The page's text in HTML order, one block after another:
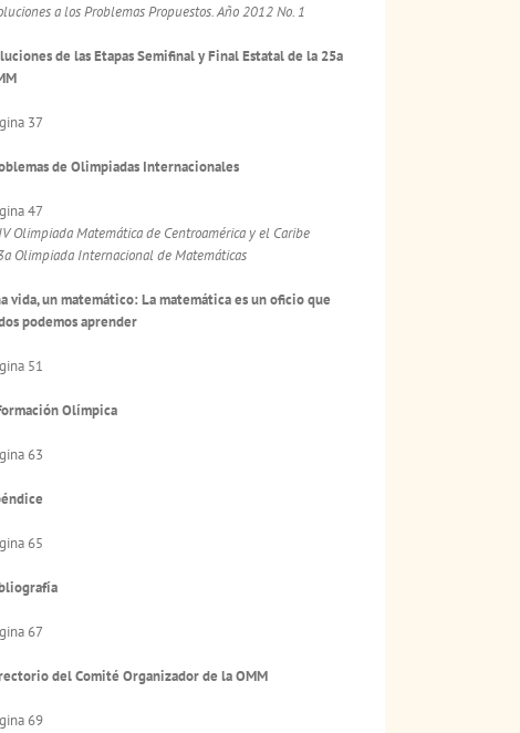
a los Problemas Propuestos. Año 2012 No. 1
de las Etapas Semifinal y Final Estatal de la 25a
37
de Olimpiadas Internacionales
47
Olimpiada Matemática de Centroamérica y el Caribe
Olimpiada Internacional de Matemáticas
vida, un matemático: La matemática es un oficio que
podemos aprender
51
Olímpica
63
65
67
del Comité Organizador de la OMM
69